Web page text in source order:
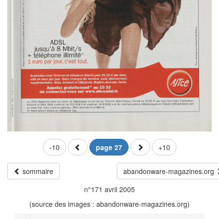
-10 page 27 +10
sommaire
abandonware-magazines.org
n°171 avril 2005
(source des images : abandonware-magazines.org)